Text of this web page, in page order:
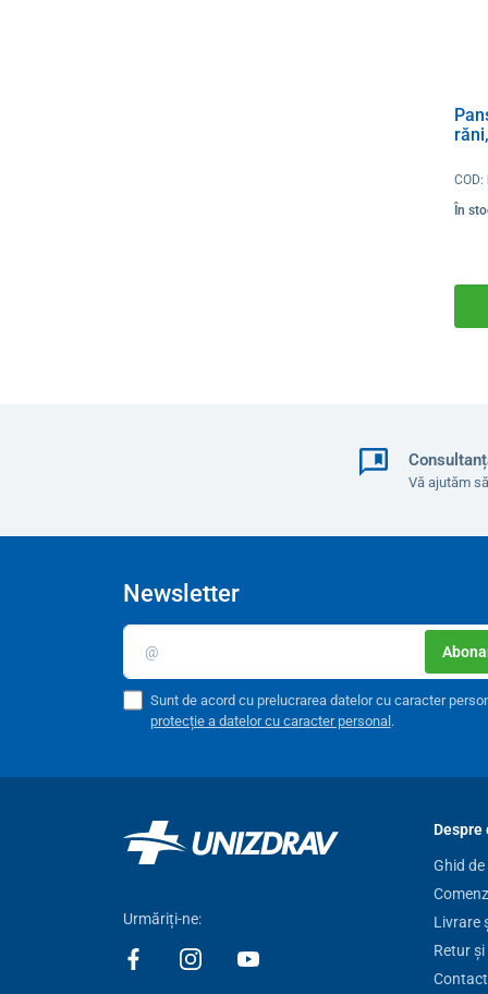
COD:
În
Vă ajutăm
Newsletter
Sunt de acord cu prelucrarea datelor cu caracter
protecție a datelor cu caracter personal .
Urmăriți-ne:
Despre
Ghid
Livrare
Retur
Contact